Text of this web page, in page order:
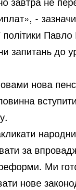
-
політики Павло
запитань до
нова
за
Ми
нове